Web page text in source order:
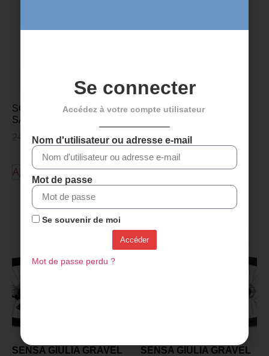
SOUS-COUCHE BIOTEX
SANS COUTURE
24,99€ 19,99€
Ajouter au panier
Découvrez plus de produits
SENSA GIULIA GRAVEL
SENSA GIULIA GRAVEL
Se connecter
Accédez à votre compte utilisateur
Nom d'utilisateur ou adresse e-mail
Mot de passe
Se souvenir de moi
Accéder
Mot de passe perdu ?